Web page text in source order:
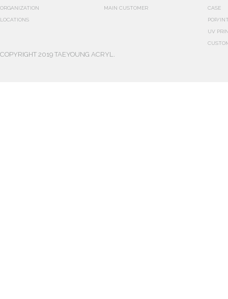
ORGANIZATION
LOCATIONS
MAIN CUSTOMER CASE
POP/
UV
COPYRIGHT 2019 TAEYOUNG ACRYL.